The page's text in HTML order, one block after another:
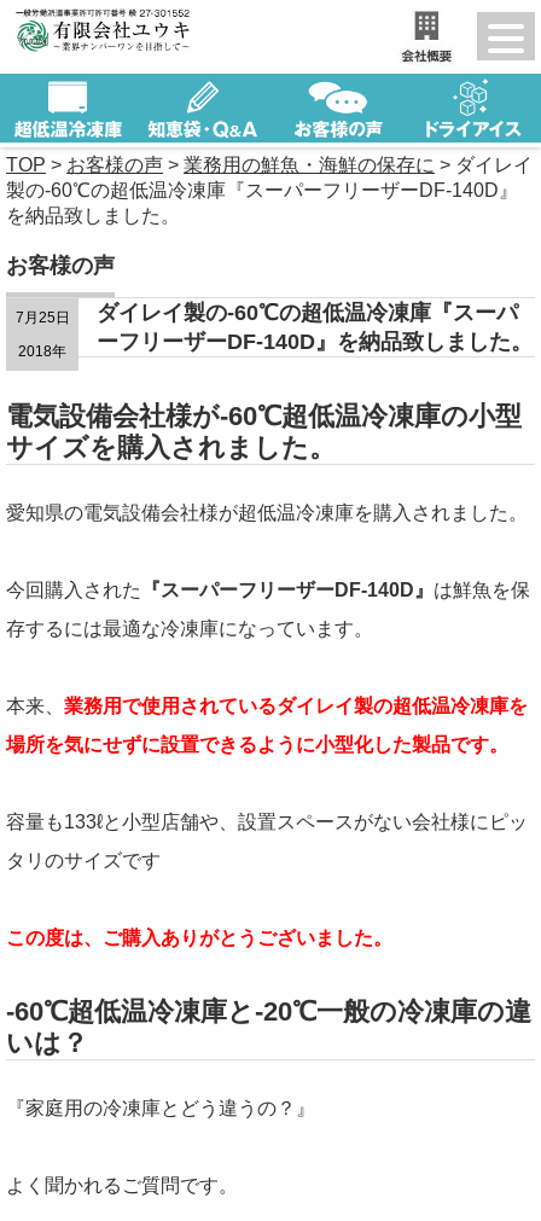
TOP > お客様の声 > 業務用の鮮魚・海鮮の保存に > ダイレイ
製の-60℃の超低温冷凍庫『スーパーフリーザーDF-140D』
を納品致しました。
お客様の声
7月25日
2018年
ダイレイ製の-60℃の超低温冷凍庫『スーパ
ーフリーザーDF-140D』を納品致しました。
電気設備会社様が-60℃超低温冷凍庫の小型
サイズを購入されました。
愛知県の電気設備会社様が超低温冷凍庫を購入されました。
今回購入された 『スーパーフリーザーDF-140D』 は鮮魚を保
存するには最適な冷凍庫になっています。
本来、 業務用で使用されているダイレイ製の超低温冷凍庫を
場所を気にせずに設置できるように小型化した製品です。
容量も133ℓと小型店舗や、設置スペースがない会社様にピッ
タリのサイズです
この度は、ご購入ありがとうございました。
-60℃超低温冷凍庫と-20℃一般の冷凍庫の違
いは？
『家庭用の冷凍庫とどう違うの？』
よく聞かれるご質問です。